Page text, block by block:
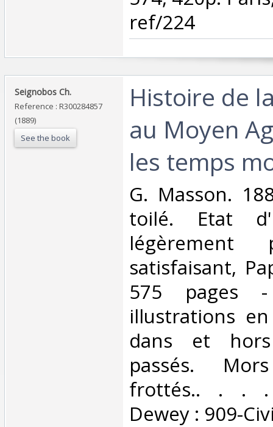
ref/224‎
‎Seignobos Ch.‎
Reference : R300284857
(1889)
See the book
‎Histoire de
au Moyen
les temps
‎G. Masson.
toilé. Etat
légèrement
satisfaisant,
575 pages -
illustrations
dans et
passés.
frottés.. . . .
Dewey : 909-